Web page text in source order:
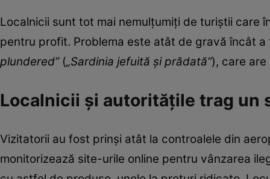
Localnicii sunt tot mai nemulțumiți de turiștii care
pentru profit. Problema este atât de gravă încât
plundered”(„Sardinia jefuită și prădată”), care
Localnicii și autoritățile trag un
Vizitatorii au fost prinși atât la controalele din
monitorizează site-urile online pentru vânzarea